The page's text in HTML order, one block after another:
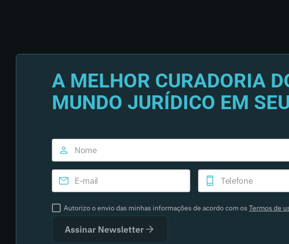
A MELHOR CURADORIA
MUNDO JURÍDICO EM
Autorizo o envio das minhas informações de acordo com os Termos de
Assinar Newsletter